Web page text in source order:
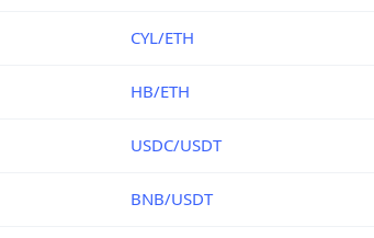
CYL/ETH
HB/ETH
USDC/USDT
BNB/USDT